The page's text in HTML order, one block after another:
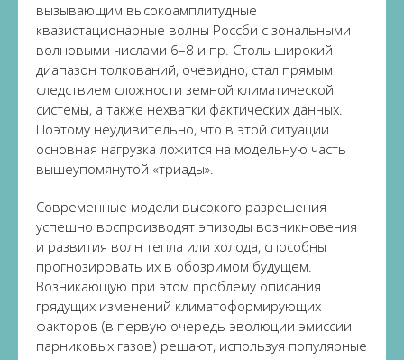
вызывающим высокоамплитудные
квазистационарные волны Россби с зональными
волновыми числами 6–8 и пр. Столь широкий
диапазон толкований, очевидно, стал прямым
следствием сложности земной климатической
системы, а также нехватки фактических данных.
Поэтому неудивительно, что в этой ситуации
основная нагрузка ложится на модельную часть
вышеупомянутой «триады».
Современные модели высокого разрешения
успешно воспроизводят эпизоды возникновения
и развития волн тепла или холода, способны
прогнозировать их в обозримом будущем.
Возникающую при этом проблему описания
грядущих изменений климатоформирующих
факторов (в первую очередь эволюции эмиссии
парниковых газов) решают, используя популярные